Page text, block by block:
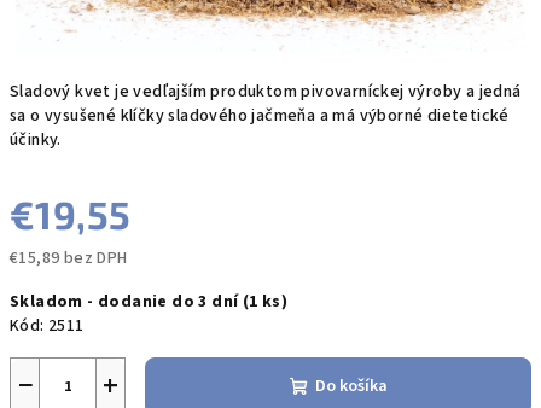
Sladový kvet je vedľajším produktom pivovarníckej výroby a jedná
sa o vysušené klíčky sladového jačmeňa a má výborné dietetické
účinky.
€19,55
€15,89 bez DPH
cena:
Skladom - dodanie do 3 dní (1 ks)
Kód: 2511
+
− Do košíka